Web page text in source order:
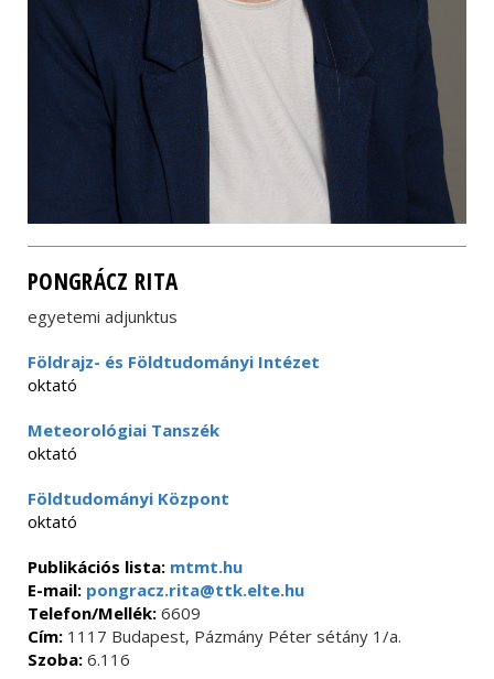
PONGRÁCZ RITA
egyetemi adjunktus
Földrajz- és Földtudományi Intézet
oktató
Meteorológiai Tanszék
oktató
Földtudományi Központ
oktató
Publikációs lista: mtmt.hu
E-mail: pongracz.rita@ttk.elte.hu
Telefon/Mellék: 6609
Cím: 1117 Budapest, Pázmány Péter sétány 1/a.
Szoba: 6.116